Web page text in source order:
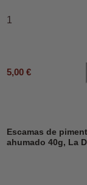
1
5,00 €
Escamas de
ahumado 40g, La